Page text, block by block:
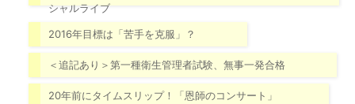
シャルライブ
2016年目標は「苦手を克服」？
＜追記あり＞第一種衛生管理者試験、無事一発合格
20年前にタイムスリップ！「恩師のコンサート」